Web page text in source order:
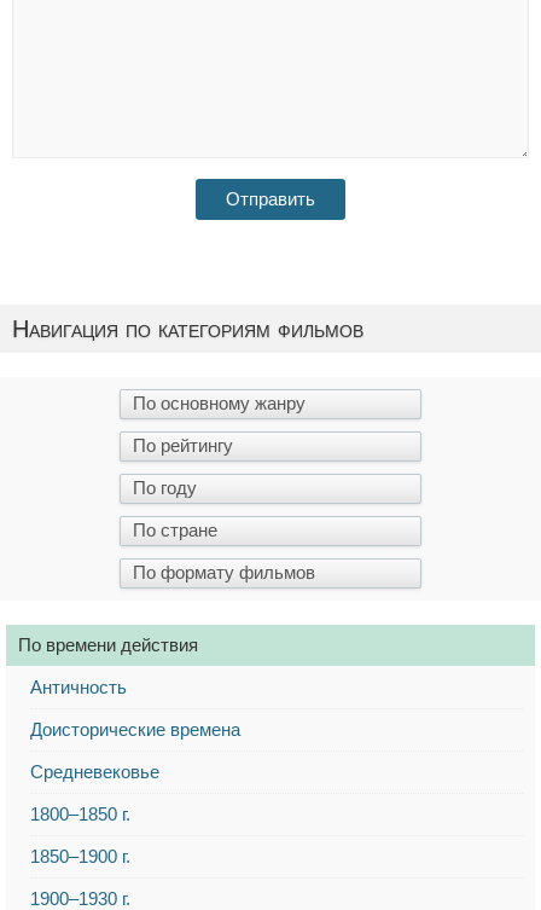
Навигация по категориям фильмов
По времени действия
Античность
Доисторические времена
Средневековье
1800–1850 г.
1850–1900 г.
1900–1930 г.